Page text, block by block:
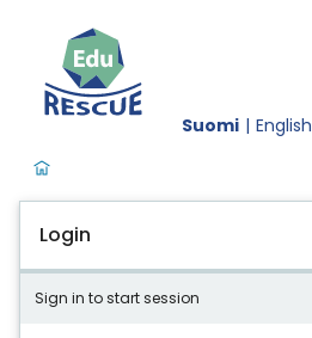
Suomi English
Login
Sign in to start session